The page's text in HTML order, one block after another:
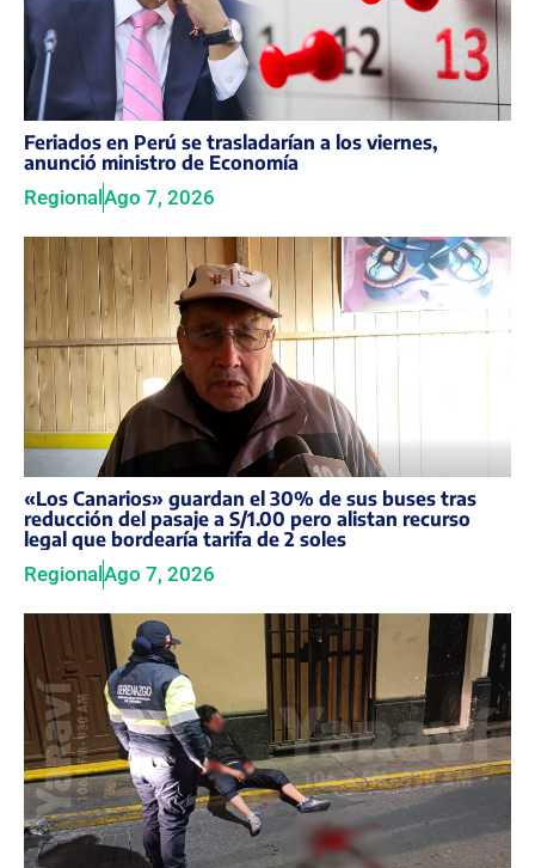
Feriados en Perú se trasladarían a los viernes,
anunció ministro de Economía
RegionalAgo 7, 2026
«Los Canarios» guardan el 30% de sus buses tras
reducción del pasaje a S/1.00 pero alistan recurso
legal que bordearía tarifa de 2 soles
RegionalAgo 7, 2026